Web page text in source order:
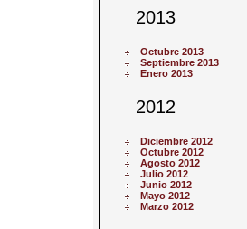
2013
Octubre 2013
Septiembre 2013
Enero 2013
2012
Diciembre 2012
Octubre 2012
Agosto 2012
Julio 2012
Junio 2012
Mayo 2012
Marzo 2012